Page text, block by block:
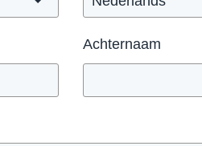
Achternaam